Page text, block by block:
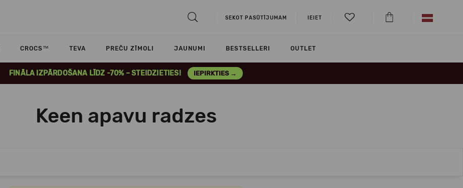
SEKOT PASŪTĪJUMAM IEIET
CROCS™ TEVA PREČU ZĪMOLI JAUNUMI BESTSELLERI OUTLET
FINĀLA IZPĀRDOŠANA LĪDZ -70% – STEIDZIETIES! IEPIRKTIES →
Keen apavu radzes